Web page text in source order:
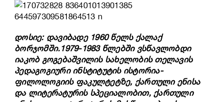
დოსიე: დავიბადე 1960 წელს ქალაქ
ბორჯომში.1979-1983 წლებში ვსწავლობდი
იაკობ გოგებაშვილის სახელობის თელავის
პედაგოგიური ინსტიტუტის ისტორია-
ფილოლოგიის ფაკულტეტზე, ქართული ენისა
და ლიტერატურის სპეციალობით, ქართული